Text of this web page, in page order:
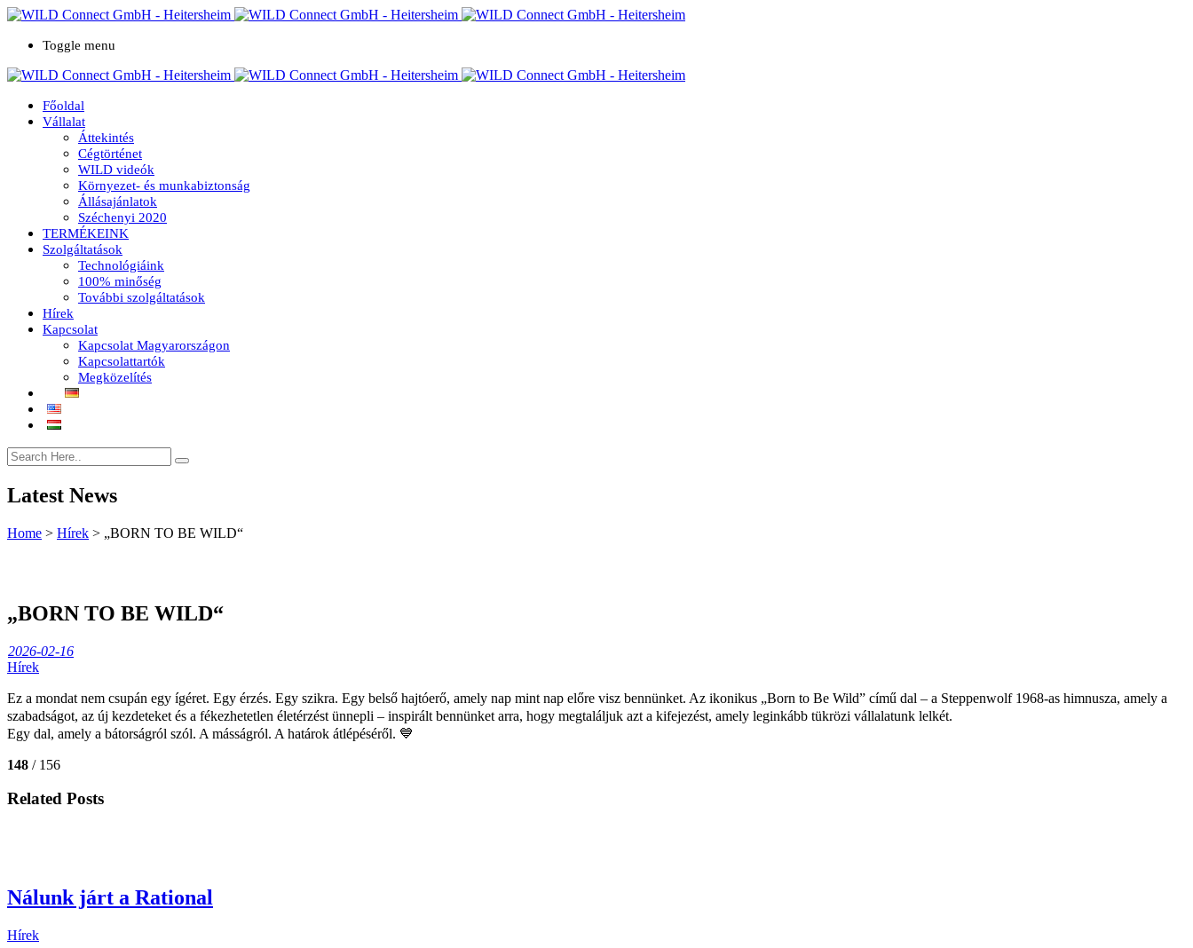
Toggle menu
Főoldal
Vállalat
Áttekintés
Cégtörténet
WILD videók
Környezet- és munkabiztonság
Állásajánlatok
Széchenyi 2020
TERMÉKEINK
Szolgáltatások
Technológiáink
100% minőség
További szolgáltatások
Hírek
Kapcsolat
Kapcsolat Magyarországon
Kapcsolattartók
Megközelítés
Latest News
Home > Hírek > „BORN TO BE WILD“
„BORN TO BE WILD“
2026-02-16
Hírek
Ez a mondat nem csupán egy ígéret. Egy érzés. Egy szikra. Egy belső hajtóerő, amely nap mint nap előre visz bennünket. Az ikonikus „Born to Be Wild” című dal – a Steppenwolf 1968-as himnusza, amely a
szabadságot, az új kezdeteket és a fékezhetetlen életérzést ünnepli – inspirált bennünket arra, hogy megtaláljuk azt a kifejezést, amely leginkább tükrözi vállalatunk lelkét.
Egy dal, amely a bátorságról szól. A másságról. A határok átlépéséről. 💙
148 / 156
Related Posts
Nálunk járt a Rational
Hírek